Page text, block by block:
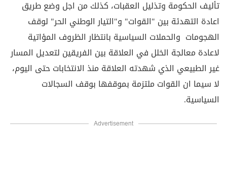
تأليف الحكومة وتذليل العقبات، كذلك من اجل وضع طريق
اعادة التهدئة بين "القوات" و"التيار الوطني الحر" لوقف
الهجومات والحملات السياسية بانتظار الظروف المؤاتية
لاعادة معالجة الخلل في العلاقة بين الفريقين لتعديل المسار
غير الطبيعي الذي شهدته العلاقة منذ الانتخابات حتى اليوم،
لا سيما ان القوات ملتزمة بموقفها بوقف السجالات
السياسية.
Advertisement